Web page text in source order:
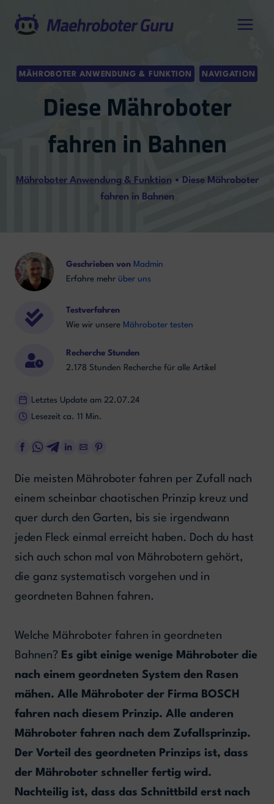
Inhalt
MÄHROBOTER ANWENDUNG & FUNKTION NAVIGATION
Diese Mähroboter
fahren in Bahnen
Mähroboter Anwendung & Funktion • Diese Mähroboter
fahren in Bahnen
Geschrieben von Madmin
Erfahre mehr über uns
Testverfahren
Wie wir unsere Mähroboter testen
Recherche Stunden
2.178 Stunden Recherche für alle Artikel
Letztes Update am 22.07.24
Lesezeit ca. 11 Min.
Die meisten Mähroboter fahren per Zufall nach
einem scheinbar chaotischen Prinzip kreuz und
quer durch den Garten, bis sie irgendwann
jeden Fleck einmal erreicht haben. Doch du hast
sich auch schon mal von Mährobotern gehört,
die ganz systematisch vorgehen und in
geordneten Bahnen fahren.
Welche Mähroboter fahren in geordneten
Bahnen? Es gibt einige wenige Mähroboter die
nach einem geordneten System den Rasen
mähen. Alle Mähroboter der Firma BOSCH
fahren nach diesem Prinzip. Alle anderen
Mähroboter fahren nach dem Zufallsprinzip.
Der Vorteil des geordneten Prinzips ist, dass
der Mähroboter schneller fertig wird.
Nachteilig ist, dass das Schnittbild erst nach